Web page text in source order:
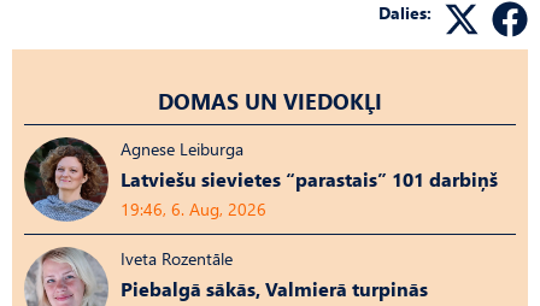
Dalies:
DOMAS UN VIEDOKĻI
Agnese Leiburga
Latviešu sievietes “parastais” 101 darbiņš
19:46, 6. Aug, 2026
Iveta Rozentāle
Piebalgā sākās, Valmierā turpinās